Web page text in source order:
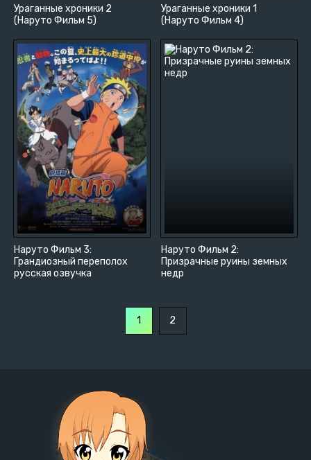
Ураганные хроники 2
(Наруто Фильм 5)
Ураганные хроники 1
(Наруто Фильм 4)
Наруто Фильм 3:
Грандиозный переполох
русская озвучка
Наруто Фильм 2:
Призрачные руины земных
недр
1 2